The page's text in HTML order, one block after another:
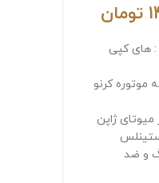
تومان
های کپی
موتوره کرنو
ژاپن
و ضد